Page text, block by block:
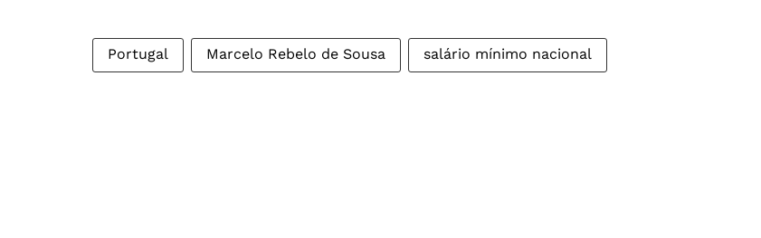
Portugal Marcelo Rebelo de Sousa salário mínimo nacional